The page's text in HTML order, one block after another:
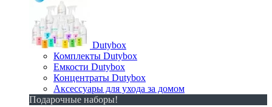
Dutybox
Комплекты Dutybox
Емкости Dutybox
Концентраты Dutybox
Аксессуары для ухода за домом
Подарочные наборы!